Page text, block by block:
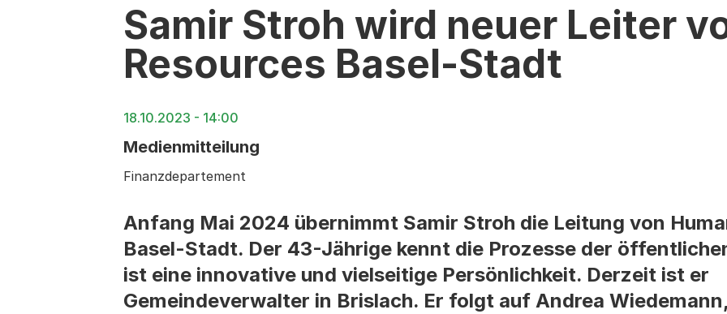
Samir Stroh wird neuer Leiter
Resources Basel-Stadt
18.10.2023 - 14:00
Medienmitteilung
Finanzdepartement
Anfang Mai 2024 übernimmt Samir Stroh die Leitung von
Basel-Stadt. Der 43-Jährige kennt die Prozesse der
ist eine innovative und vielseitige Persönlichkeit. Derzeit ist er
Gemeindeverwalter in Brislach. Er folgt auf Andrea